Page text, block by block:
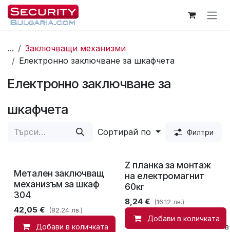
Пропусни до съдържанието
...
Заключващи механизми
Електронно заключване за шкафчета
Електронно заключване за
шкафчета
Сортирай по Филтри
Метален заключващ
механизъм за шкаф
304
42,05€ (82.24 лв.)
Добави в количката Добави
Z планка за монтаж
на електромагнит
60кг
8,24 € (16.12 лв.)
Добави в количката